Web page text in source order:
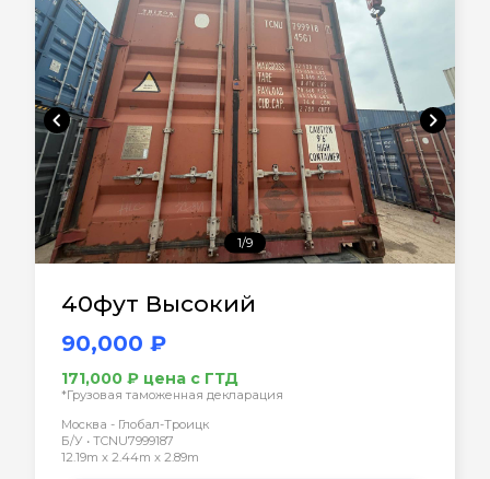
chevron_left chevron_right
1/9
40фут Высокий
90,000 ₽
171,000 ₽ цена с ГТД
*Грузовая таможенная декларация
Москва - Глобал-Троицк
Б/У • TCNU7999187
12.19m x 2.44m x 2.89m